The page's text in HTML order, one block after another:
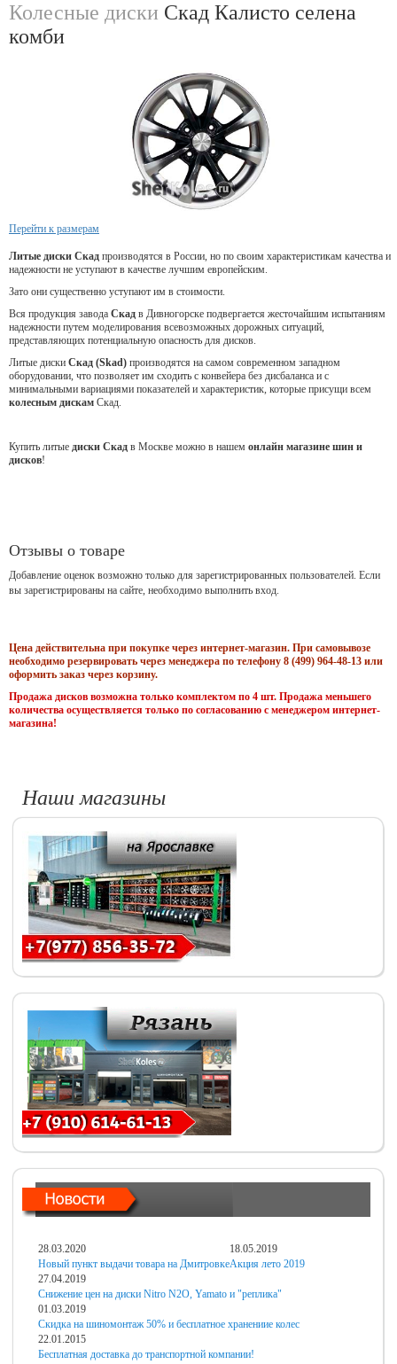
Колесные диски Скад Калисто селена
комби
Перейти к размерам
Литые диски Скад производятся в России, но по своим характеристикам качества и
надежности не уступают в качестве лучшим европейским.
Зато они существенно уступают им в стоимости.
Вся продукция завода Скад в Дивногорске подвергается жесточайшим испытаниям
надежности путем моделирования всевозможных дорожных ситуаций,
представляющих потенциальную опасность для дисков.
Литые диски Скад (Skad) производятся на самом современном западном
оборудовании, что позволяет им сходить с конвейера без дисбаланса и с
минимальными вариациями показателей и характеристик, которые присущи всем
колесным дискам Скад.
Купить литые диски Скад в Москве можно в нашем онлайн магазине шин и
дисков!
Отзывы о товаре
Добавление оценок возможно только для зарегистрированных пользователей. Если
вы зарегистрированы на сайте, необходимо выполнить вход.
Цена действительна при покупке через интернет-магазин. При самовывозе
необходимо резервировать через менеджера по телефону 8 (499) 964-48-13 или
оформить заказ через корзину.
Продажа дисков возможна только комплектом по 4 шт. Продажа меньшего
количества осуществляется только по согласованию с менеджером интернет-
магазина!
Наши магазины
28.03.2020
Новый пункт выдачи товара на Дмитровке
18.05.2019
Акция лето 2019
27.04.2019
Снижение цен на диски Nitro N2O, Yamato и "реплика"
01.03.2019
Скидка на шиномонтаж 50% и бесплатное хранениие колес
22.01.2015
Бесплатная доставка до транспортной компании!